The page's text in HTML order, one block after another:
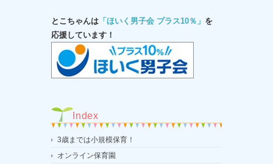
とこちゃんは 「ほいく男子会 プラス10％」 を
応援しています！
Index
3歳までは小規模保育！
オンライン保育園